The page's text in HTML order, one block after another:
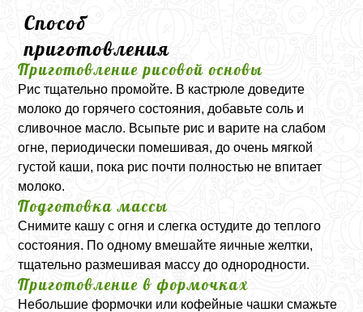
Способ
приготовления
Приготовление рисовой основы
Рис тщательно промойте. В кастрюле доведите
молоко до горячего состояния, добавьте соль и
сливочное масло. Всыпьте рис и варите на слабом
огне, периодически помешивая, до очень мягкой
густой каши, пока рис почти полностью не впитает
молоко.
Подготовка массы
Снимите кашу с огня и слегка остудите до теплого
состояния. По одному вмешайте яичные желтки,
тщательно размешивая массу до однородности.
Приготовление в формочках
Небольшие формочки или кофейные чашки смажьте